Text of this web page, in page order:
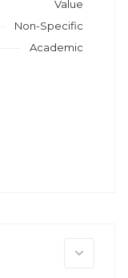
Value
Non-Specific
Academic